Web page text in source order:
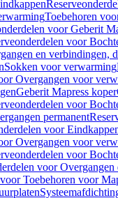
Toebehoren
voor Geberit
voor
en verbindingen,
Sokken voor verwarming
Overgangen voor
Geberit Mapress koper
voor
permanent
voor
Overgangen voor
voor
voor
Toebehoren voor